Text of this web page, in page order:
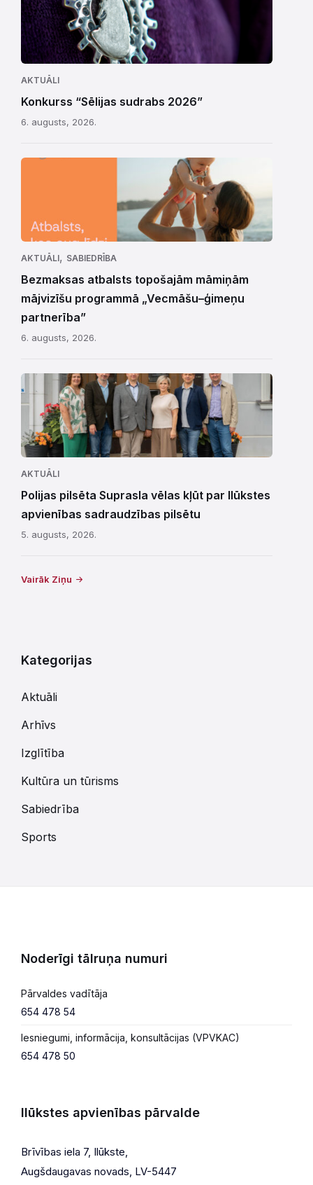
AKTUĀLI
Konkurss “Sēlijas sudrabs 2026”
6. augusts, 2026.
AKTUĀLI, SABIEDRĪBA
Bezmaksas atbalsts topošajām māmiņām
mājvizīšu programmā „Vecmāšu–ģimeņu
partnerība”
6. augusts, 2026.
AKTUĀLI
Polijas pilsēta Suprasla vēlas kļūt par Ilūkstes
apvienības sadraudzības pilsētu
5. augusts, 2026.
Vairāk Ziņu
Kategorijas
Aktuāli
Arhīvs
Izglītība
Kultūra un tūrisms
Sabiedrība
Sports
Noderīgi tālruņa numuri
Pārvaldes vadītāja
654 478 54
Iesniegumi, informācija, konsultācijas (VPVKAC)
654 478 50
Ilūkstes apvienības pārvalde
Brīvības iela 7, Ilūkste,
Augšdaugavas novads, LV-5447